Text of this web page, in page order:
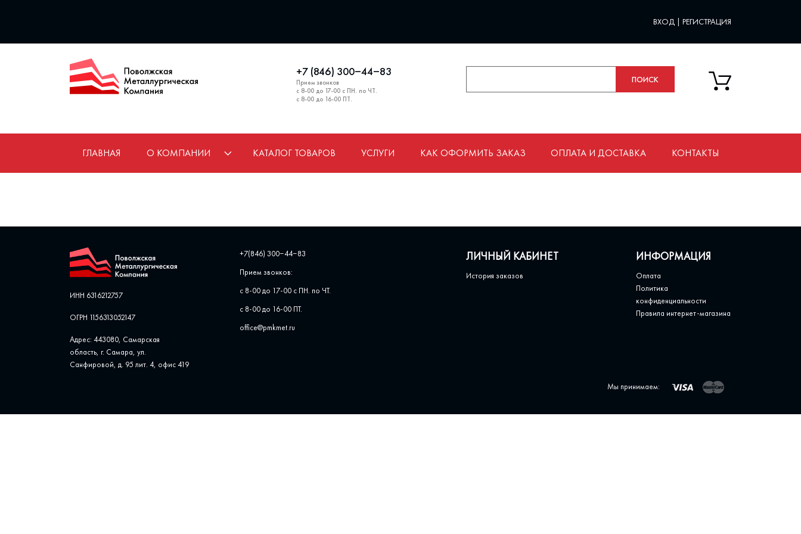
ВХОД | РЕГИСТРАЦИЯ
+7 (846) 300‒44‒83
Прием звонков
с 8-00 до 17-00 с ПН. по ЧТ.
с 8-00 до 16-00 ПТ.
ГЛАВНАЯ О КОМПАНИИ КАТАЛОГ ТОВАРОВ УСЛУГИ КАК ОФОРМИТЬ ЗАКАЗ ОПЛАТА И ДОСТАВКА КОНТАКТЫ
ИНН 6316212757
ОГРН 1156313052147
Адрес: 443080, Самарская
область, г. Самара, ул. ​
Санфировой, д. 95 лит. 4, офис ​419
+7(846) 300‒44‒83
Прием звонков:
с 8-00 до 17-00 с ПН. по ЧТ.
с 8-00 до 16-00 ПТ.
office@pmkmet.ru
ЛИЧНЫЙ КАБИНЕТ
История заказов
ИНФОРМАЦИЯ
Оплата
Политика
конфиденциальности
Правила интернет-магазина
Мы принимаем: